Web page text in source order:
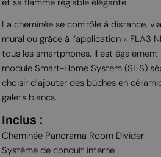
La cheminée se contrôle à distance,
mural ou grâce à l’application « FLA3
tous les smartphones. Il est également
module Smart-Home System (SHS)
choisir d’ajouter des bûches en
galets blancs.
Inclus :
Cheminée Panorama Room Divider
Système de conduit interne